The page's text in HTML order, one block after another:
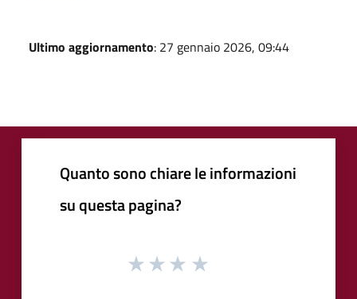
Ultimo aggiornamento: 27 gennaio 2026, 09:44
Quanto sono chiare le informazioni
su questa pagina?